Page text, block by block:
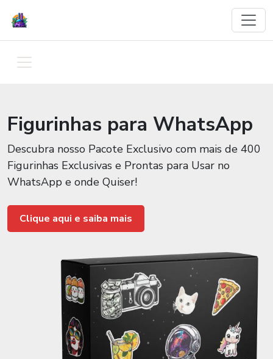
Figurinhas para WhatsApp
Descubra nosso Pacote Exclusivo com mais de 400
Figurinhas Exclusivas e Prontas para Usar no
WhatsApp e onde Quiser!
Clique aqui e saiba mais